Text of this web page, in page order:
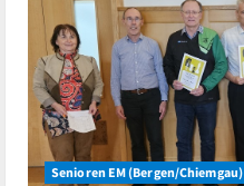
Senioren EM (Bergen/Chiemgau)